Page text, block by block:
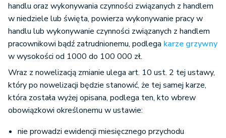
handlu oraz wykonywania czynności związanych z handlem
w niedziele lub święta, powierza wykonywanie pracy w
handlu lub wykonywanie czynności związanych z handlem
pracownikowi bądź zatrudnionemu, podlega karze grzywny
w wysokości od 1000 do 100 000 zł.
Wraz z nowelizacją zmianie ulega art. 10 ust. 2 tej ustawy,
który po nowelizacji będzie stanowić, że tej samej karze,
która została wyżej opisana, podlega ten, kto wbrew
obowiązkowi określonemu w ustawie:
nie prowadzi ewidencji miesięcznego przychodu